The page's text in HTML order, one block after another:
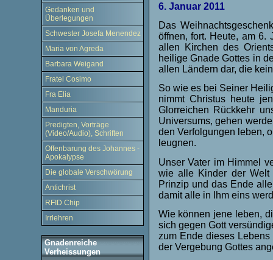
Gedanken und
Überlegungen
Schwester Josefa Menendez
Maria von Agreda
Barbara Weigand
Fratel Cosimo
Fra Elia
Manduria
Predigten, Vorträge
(Video/Audio), Schriften
Offenbarung des Johannes -
Apokalypse
Die globale Verschwörung
Antichrist
RFID Chip
Irrlehren
Gnadenreiche
Verheissungen
6. Januar 2011
Das
öffnen, fort. Heute, am 6.
allen Kirchen des
heilige Gnade Gottes in
allen Ländern dar, die
So wie es bei Seiner
nimmt Christus heute
Glorreichen Rückkehr
Universums, gehen
den Verfolgungen leben,
leugnen.
Unser Vater im Himmel
wie alle Kinder der Welt
Prinzip und das Ende
damit alle in Ihm eins
Wie können jene leben,
sich gegen Gott
zum Ende dieses
der Vergebung Gottes